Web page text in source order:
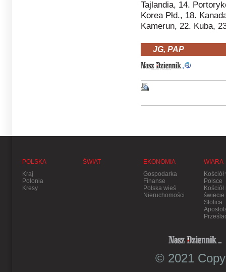
Tajlandia, 14.
Korea Płd., 18.
Kamerun, 22. Kuba,
JG, PAP
POLSKA
Kraj
Polonia
Kresy
ŚWIAT
EKONOMIA
Gospodarka
Finanse
Polska wieś
Nieruchomości
WIARA
Kościół
Polsce
Kościół
świecie
Stolica
© 2021